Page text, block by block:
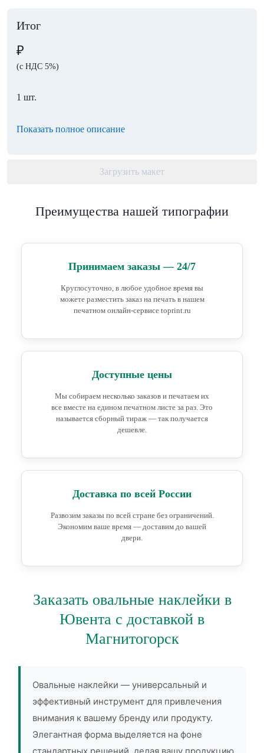
Итог
₽
(с НДС 5%)
1 шт.
Показать полное описание
Загрузить макет
Преимущества нашей типографии
Принимаем заказы — 24/7
Круглосуточно, в любое удобное время вы
можете разместить заказ на печать в нашем
печатном онлайн-сервисе toprint.ru
Доступные цены
Мы собираем несколько заказов и печатаем их
все вместе на едином печатном листе за раз. Это
называется сборный тираж — так получается
дешевле.
Доставка по всей России
Развозим заказы по всей стране без ограничений.
Экономим ваше время — доставим до вашей
двери.
Заказать овальные наклейки в
Ювента с доставкой в
Магнитогорск
Овальные наклейки — универсальный и
эффективный инструмент для привлечения
внимания к вашему бренду или продукту.
Элегантная форма выделяется на фоне